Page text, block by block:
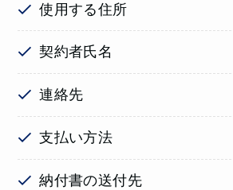
使用する住所
契約者氏名
連絡先
支払い方法
納付書の送付先